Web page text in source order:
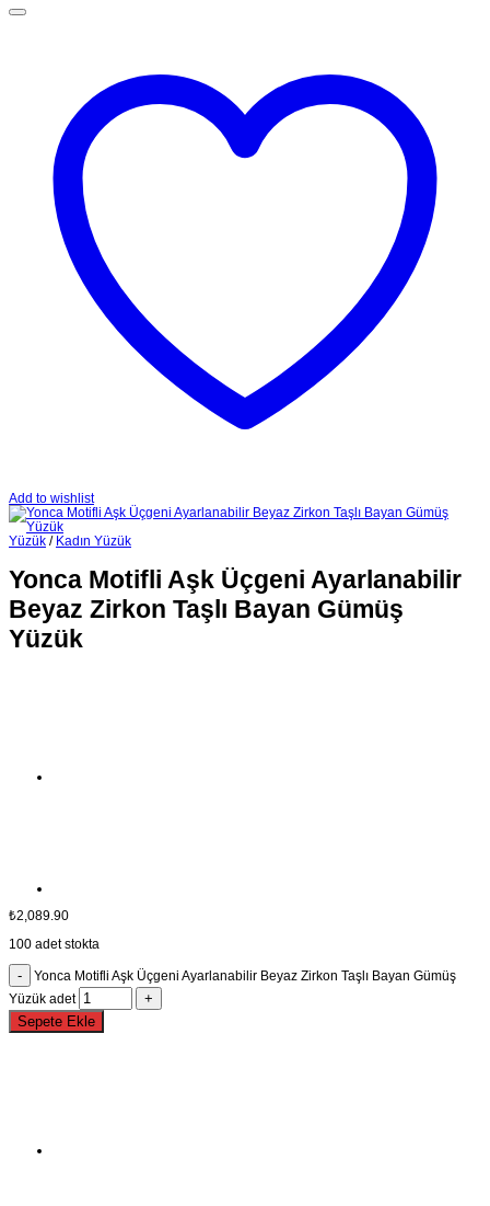
Add to wishlist
Yüzük / Kadın Yüzük
Yonca Motifli Aşk Üçgeni Ayarlanabilir
Beyaz Zirkon Taşlı Bayan Gümüş
Yüzük
₺2,089.90
100 adet stokta
Yonca Motifli Aşk Üçgeni Ayarlanabilir Beyaz Zirkon Taşlı Bayan Gümüş
Yüzük adet
Sepete Ekle